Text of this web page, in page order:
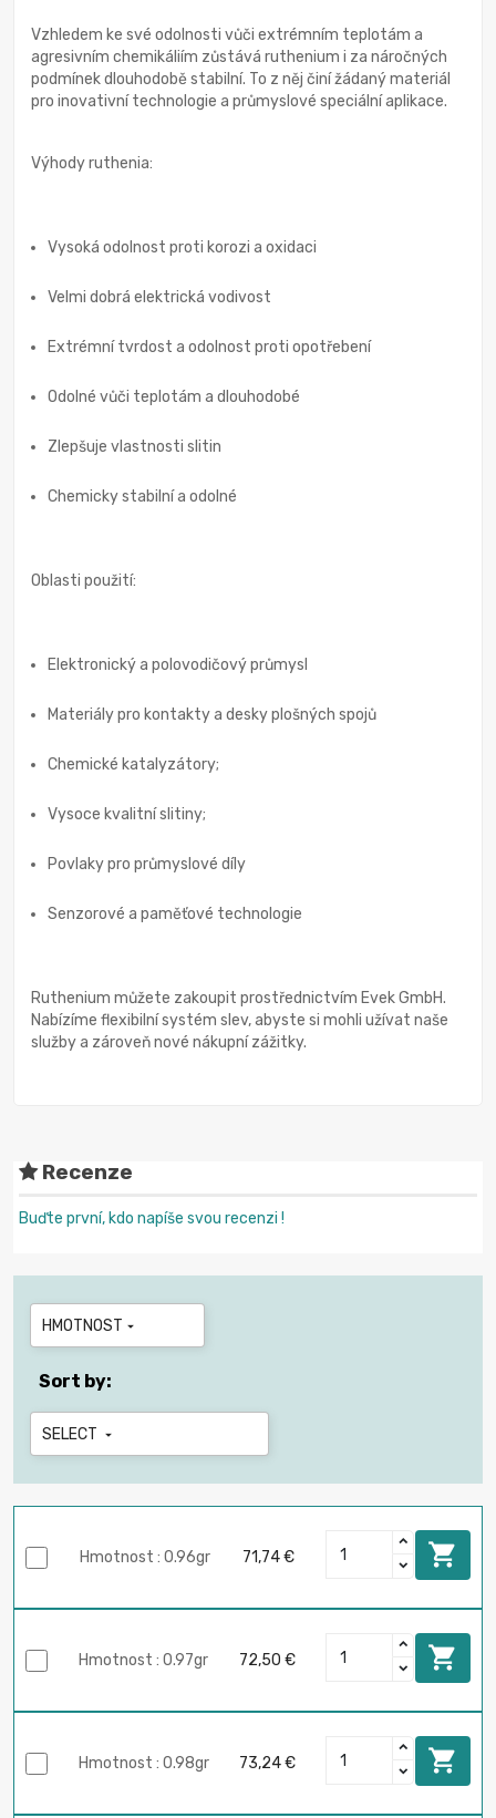
Vzhledem ke své odolnosti vůči extrémním teplotám a
agresivním chemikáliím zůstává ruthenium i za náročných
podmínek dlouhodobě stabilní. To z něj činí žádaný materiál
pro inovativní technologie a průmyslové speciální aplikace.
Výhody ruthenia:
Vysoká odolnost proti korozi a oxidaci
Velmi dobrá elektrická vodivost
Extrémní tvrdost a odolnost proti opotřebení
Odolné vůči teplotám a dlouhodobé
Zlepšuje vlastnosti slitin
Chemicky stabilní a odolné
Oblasti použití:
Elektronický a polovodičový průmysl
Materiály pro kontakty a desky plošných spojů
Chemické katalyzátory;
Vysoce kvalitní slitiny;
Povlaky pro průmyslové díly
Senzorové a paměťové technologie
Ruthenium můžete zakoupit prostřednictvím Evek GmbH.
Nabízíme flexibilní systém slev, abyste si mohli užívat naše
služby a zároveň nové nákupní zážitky.
Recenze
Buďte první, kdo napíše svou recenzi !
HMOTNOST 
Sort by:
SELECT 
Hmotnost : 0.96gr 71,74 € 
Hmotnost : 0.97gr 72,50 € 
Hmotnost : 0.98gr 73,24 € 